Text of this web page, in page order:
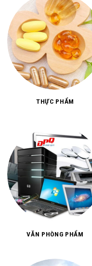
THỰC PHẨM
VĂN PHÒNG PHẨM